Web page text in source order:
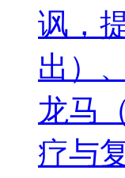
讽，
出）
龙马
疗与